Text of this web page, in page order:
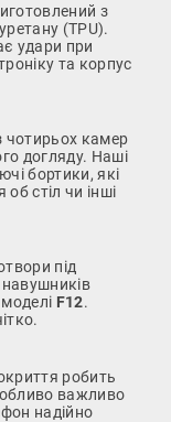
з
(TPU).
удари при
та корпус
чотирьох камер
догляду. Наші
бортики, які
стіл чи інші
під
F12.
робить
важливо
надійно